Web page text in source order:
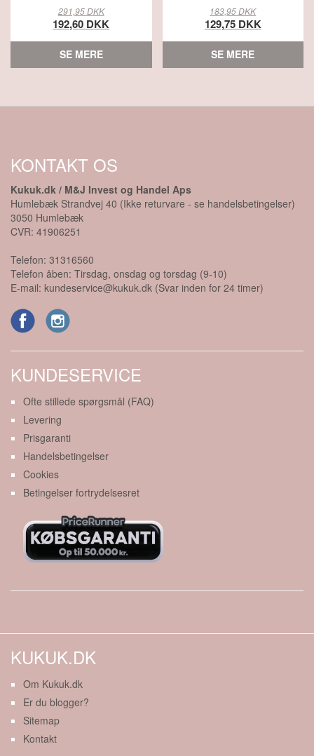
291,95 DKK
192,60 DKK
SE MERE
183,95 DKK
129,75 DKK
SE MERE
KONTAKT OS
Kukuk.dk / M&J Invest og Handel Aps
Humlebæk Strandvej 40 (Ikke returvare - se handelsbetingelser)
3050 Humlebæk
CVR: 41906251
Telefon: 31316560
Telefon åben: Tirsdag, onsdag og torsdag (9-10)
E-mail: kundeservice@kukuk.dk (Svar inden for 24 timer)
KUNDESERVICE
Ofte stillede spørgsmål (FAQ)
Levering
Prisgaranti
Handelsbetingelser
Cookies
Betingelser fortrydelsesret
KUKUK.DK
Om Kukuk.dk
Er du blogger?
Sitemap
Kontakt